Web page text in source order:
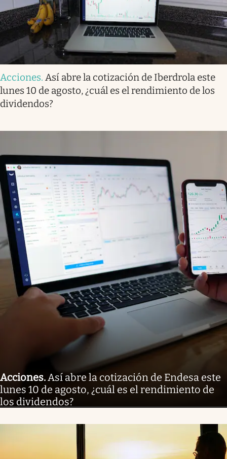
Acciones. Así abre la cotización de Iberdrola este
lunes 10 de agosto, ¿cuál es el rendimiento de los
dividendos?
Acciones.Así abre la cotización de Endesa este
lunes 10 de agosto, ¿cuál es el rendimiento de
los dividendos?